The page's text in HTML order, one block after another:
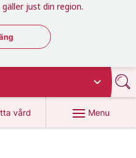
just din region.
regionsväljaren
vård
at 1177.se
Menu